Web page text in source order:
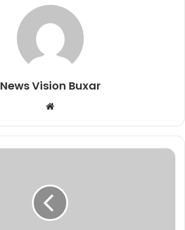
News Vision Buxar
b
s